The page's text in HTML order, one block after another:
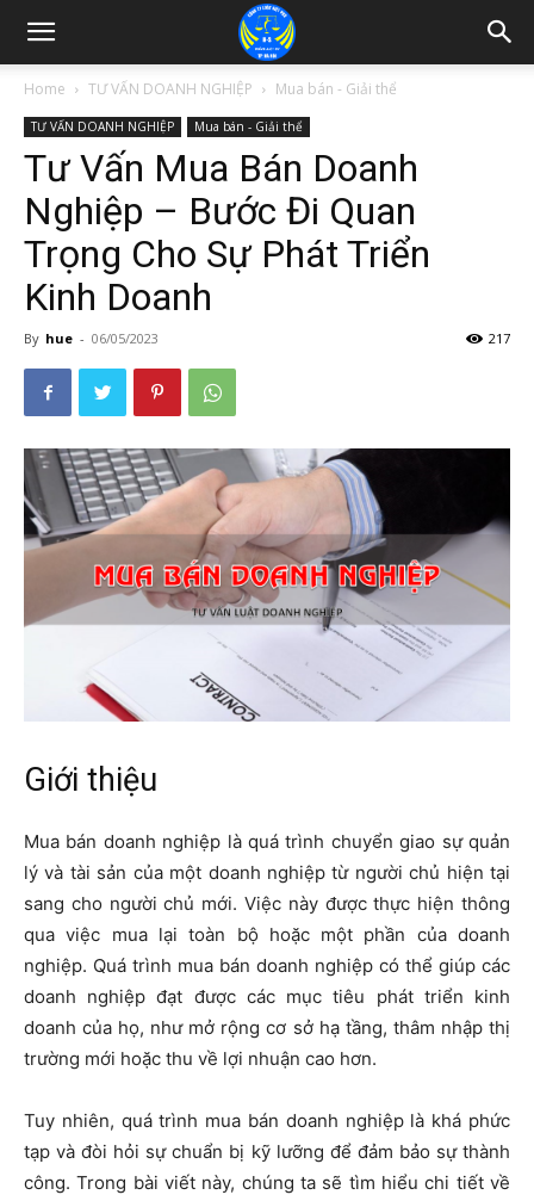
Home TƯ VẤN DOANH NGHIỆP Mua bán - Giải thể
TƯ VẤN DOANH NGHIỆP Mua bán - Giải thể
Tư Vấn Mua Bán Doanh
Nghiệp – Bước Đi Quan
Trọng Cho Sự Phát Triển
Kinh Doanh
By hue - 06/05/2023 217
Giới thiệu
Mua bán doanh nghiệp là quá trình chuyển giao sự quản
lý và tài sản của một doanh nghiệp từ người chủ hiện tại
sang cho người chủ mới. Việc này được thực hiện thông
qua việc mua lại toàn bộ hoặc một phần của doanh
nghiệp. Quá trình mua bán doanh nghiệp có thể giúp các
doanh nghiệp đạt được các mục tiêu phát triển kinh
doanh của họ, như mở rộng cơ sở hạ tầng, thâm nhập thị
trường mới hoặc thu về lợi nhuận cao hơn.
Tuy nhiên, quá trình mua bán doanh nghiệp là khá phức
tạp và đòi hỏi sự chuẩn bị kỹ lưỡng để đảm bảo sự thành
công. Trong bài viết này, chúng ta sẽ tìm hiểu chi tiết về